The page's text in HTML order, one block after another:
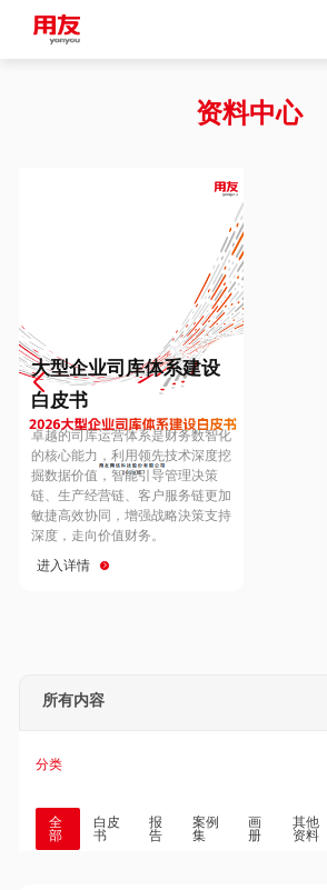
Vietnam
Europe
Hungary
Hong Kong
资料中心
大型企业司库体系建设
白皮书
卓越的司库运营体系是财务数智化
的核心能力，利用领先技术深度挖
掘数据价值，智能引导管理决策
链、生产经营链、客户服务链更加
敏捷高效协同，增强战略決策支持
深度，走向价值财务。
进入详情
所有内容
分类
全
部
白皮
书
报
告
案例
集
画
册
其他
资料